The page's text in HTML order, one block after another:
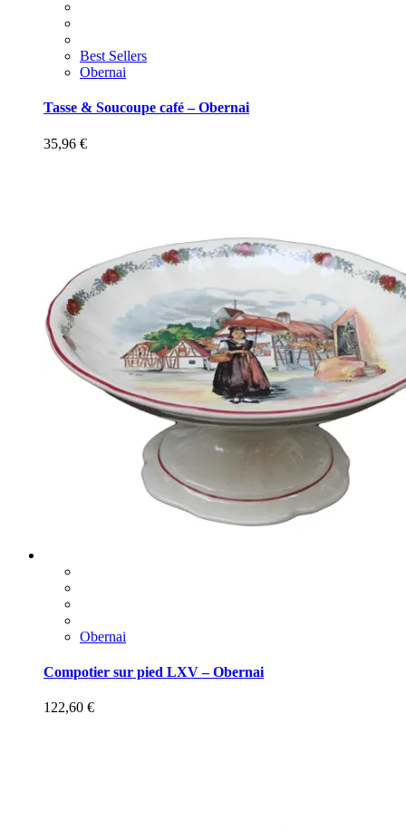
Best Sellers
Obernai
Tasse & Soucoupe café – Obernai
35,96 €
Obernai
Compotier sur pied LXV – Obernai
122,60 €